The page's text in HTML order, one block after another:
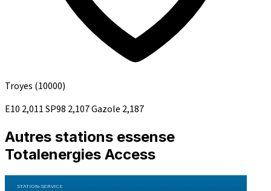
Troyes (10000)
E10 2,011SP98 2,107Gazole 2,187
Autres stations essense
Totalenergies Access